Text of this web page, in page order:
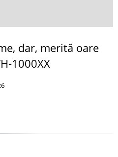
dar, merită oare
1000XX